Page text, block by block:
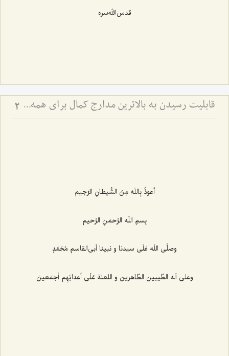
قدس‌الله‌سره
قابلیت رسیدن به بالاترین مدارج کمال برای همه انسان ها 2
أعوذُ بِاللَه مِنَ الشَّیطانِ الرَّجیم‌
بِسمِ اللَه الرَّحمَنِ الرَّحیم‌
وصلَّى اللَه عَلَى سیدنا و نبینا أبى‌القاسم مُحَمّدٍ
وعلى آله الطّیبین الطّاهرین و اللعنة عَلَى أعدائِهِم أجمَعینَ‌